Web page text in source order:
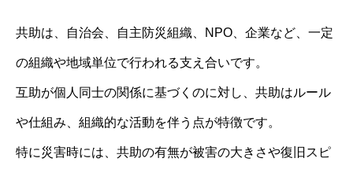
共助は、自治会、自主防災組織、NPO、企業など、一定
の組織や地域単位で行われる支え合いです。
互助が個人同士の関係に基づくのに対し、共助はルール
や仕組み、組織的な活動を伴う点が特徴です。
特に災害時には、共助の有無が被害の大きさや復旧スピ